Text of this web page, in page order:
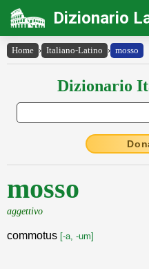
Dizionario
Home › Italiano-Latino › mosso
Dizionario
mosso
aggettivo
commotus [-a, -um]